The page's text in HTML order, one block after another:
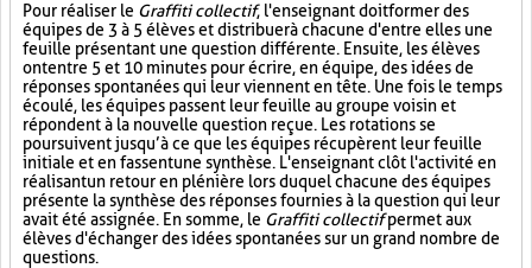
Pour réaliser le Graffiti collectif, l'enseignant doit former des
équipes de 3 à 5 élèves et distribuer à chacune d'entre elles une
feuille présentant une question différente. Ensuite, les élèves
ont entre 5 et 10 minutes pour écrire, en équipe, des idées de
réponses spontanées qui leur viennent en tête. Une fois le temps
écoulé, les équipes passent leur feuille au groupe voisin et
répondent à la nouvelle question reçue. Les rotations se
poursuivent jusqu’à ce que les équipes récupèrent leur feuille
initiale et en fassent une synthèse. L'enseignant clôt l'activité en
réalisant un retour en plénière lors duquel chacune des équipes
présente la synthèse des réponses fournies à la question qui leur
avait été assignée. En somme, le Graffiti collectifpermet aux
élèves d'échanger des idées spontanées sur un grand nombre de
questions.